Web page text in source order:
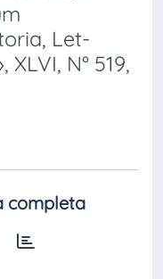
Let-
N° 519,
completa